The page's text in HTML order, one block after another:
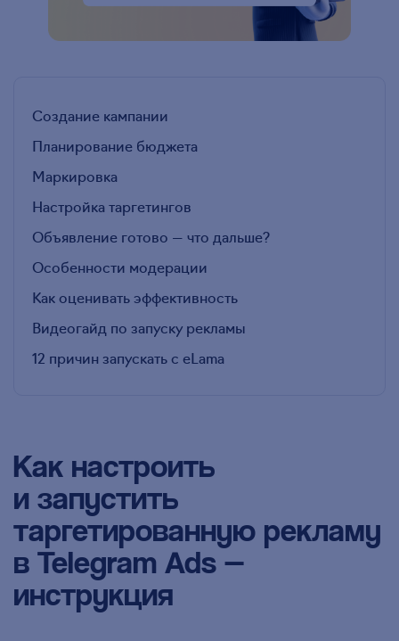
Создание кампании
Планирование бюджета
Маркировка
Настройка таргетингов
Объявление готово — что дальше?
Особенности модерации
Как оценивать эффективность
Видеогайд по запуску рекламы
12 причин запускать с eLama
Как настроить
и запустить
таргетированную рекламу
в Telegram Ads —
инструкция